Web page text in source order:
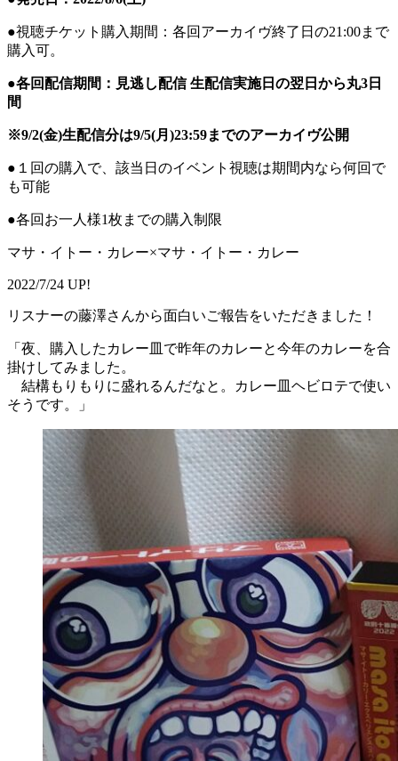
●視聴チケット購入期間：各回アーカイヴ終了日の21:00まで
購入可。
●各回配信期間：見逃し配信 生配信実施日の翌日から丸3日
間
※9/2(金)生配信分は9/5(月)23:59までのアーカイヴ公開
●１回の購入で、該当日のイベント視聴は期間内なら何回で
も可能
●各回お一人様1枚までの購入制限
マサ・イトー・カレー×マサ・イトー・カレー
2022/7/24 UP!
リスナーの藤澤さんから面白いご報告をいただきました！
「夜、購入したカレー皿で昨年のカレーと今年のカレーを合
掛けしてみました。
結構もりもりに盛れるんだなと。カレー皿ヘビロテで使い
そうです。」